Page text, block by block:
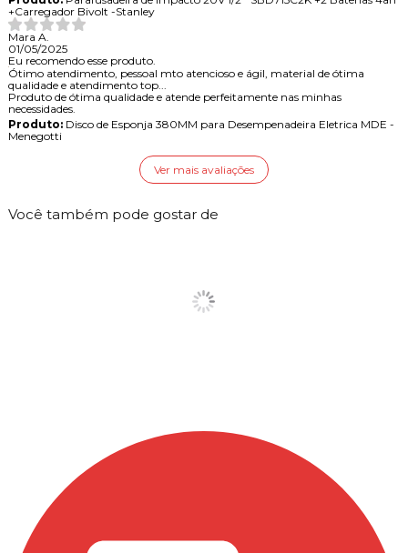
+Carregador Bivolt -Stanley
Mara A.
01/05/2025
Eu recomendo esse produto.
Ótimo atendimento, pessoal mto atencioso e ágil, material de ótima
qualidade e atendimento top...
Produto de ótima qualidade e atende perfeitamente nas minhas
necessidades.
Produto:Disco de Esponja 380MM para Desempenadeira Eletrica MDE -
Menegotti
Ver mais avaliações
Você também pode gostar de